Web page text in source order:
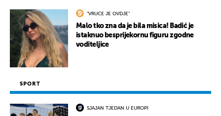
"VRUĆE JE OVDJE"
Malo tko zna da je bila misica! Badić je
istaknuo besprijekornu figuru zgodne
voditeljice
SPORT
SJAJAN TJEDAN U EUROPI